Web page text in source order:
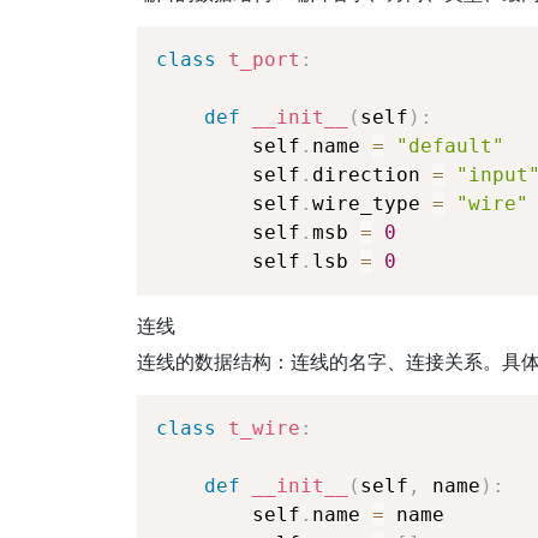
class t_port :
def __init__ ( self ) :
        self
. name =
"default"
        self
. direction =
"input"
        self
. wire_type =
"wire"
        self
. msb =
0
        self
. lsb = 0
连线
连线的数据结构：连线的名字、连接关系。具
class t_wire :
def __init__ ( self , name ) :
        self
. name = name